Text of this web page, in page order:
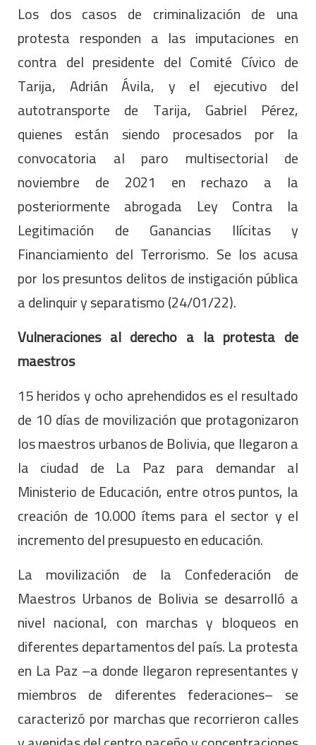
Los dos casos de criminalización de una
protesta responden a las imputaciones en
contra del presidente del Comité Cívico de
Tarija, Adrián Ávila, y el ejecutivo del
autotransporte de Tarija, Gabriel Pérez,
quienes están siendo procesados por la
convocatoria al paro multisectorial de
noviembre de 2021 en rechazo a la
posteriormente abrogada Ley Contra la
Legitimación de Ganancias Ilícitas y
Financiamiento del Terrorismo. Se los acusa
por los presuntos delitos de instigación pública
a delinquir y separatismo (24/01/22).
Vulneraciones al derecho a la protesta de
maestros
15 heridos y ocho aprehendidos es el resultado
de 10 días de movilización que protagonizaron
los maestros urbanos de Bolivia, que llegaron a
la ciudad de La Paz para demandar al
Ministerio de Educación, entre otros puntos, la
creación de 10.000 ítems para el sector y el
incremento del presupuesto en educación.
La movilización de la Confederación de
Maestros Urbanos de Bolivia se desarrolló a
nivel nacional, con marchas y bloqueos en
diferentes departamentos del país. La protesta
en La Paz –a donde llegaron representantes y
miembros de diferentes federaciones– se
caracterizó por marchas que recorrieron calles